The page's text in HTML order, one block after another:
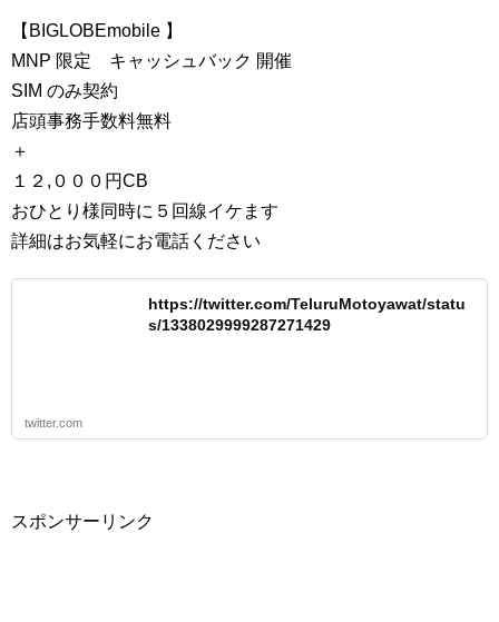
【BIGLOBEmobile 】
MNP 限定 キャッシュバック 開催
SIM のみ契約
店頭事務手数料無料
＋
１２,０００円CB
おひとり様同時に５回線イケます
詳細はお気軽にお電話ください
https://twitter.com/TeluruMotoyawat/statu
s/1338029999287271429
twitter.com
スポンサーリンク